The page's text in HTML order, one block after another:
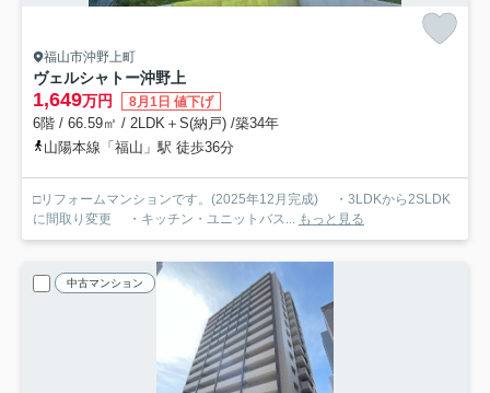
福山市沖野上町
ヴェルシャトー沖野上
1,649万円 8月1日 値下げ
6階 / 66.59㎡ / 2LDK＋S(納戸) /築34年
山陽本線「福山」駅 徒歩36分
□リフォームマンションです。(2025年12月完成) ・3LDKから2SLDK
に間取り変更 ・キッチン・ユニットバス... もっと見る
中古マンション